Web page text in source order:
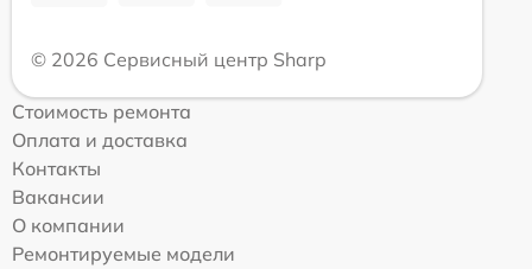
© 2026 Сервисный центр Sharp
Стоимость ремонта
Оплата и доставка
Контакты
Вакансии
О компании
Ремонтируемые модели